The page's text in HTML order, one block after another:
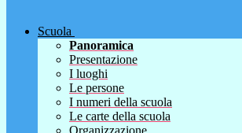
Scuola
Panoramica
Presentazione
I luoghi
Le persone
I numeri della scuola
Le carte della scuola